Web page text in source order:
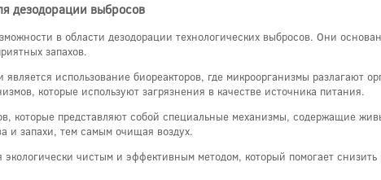
дезодорации выбросов
в области дезодорации технологических выбросов. Они
запахов.
использование биореакторов, где микроорганизмы разлагают
которые используют загрязнения в качестве источника питания.
которые представляют собой специальные механизмы, содержащие
и запахи, тем самым очищая воздух.
экологически чистым и эффективным методом, который помогает